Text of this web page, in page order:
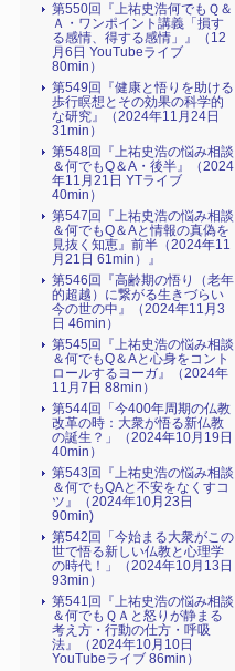
第550回『上祐史浩何でもＱ＆
Ａ・ワンポイント講義「損す
る感情、得する感情」』（12
月6日 YouTubeライブ
80min）
第549回『健康と悟りを助ける
歩行瞑想とその効果の科学的
な研究』（2024年11月24日
31min）
第548回『上祐史浩の悩み相談
＆何でもQ＆A・後半』（2024
年11月21日 YTライブ
40min）
第547回『上祐史浩の悩み相談
＆何でもQ＆Aと情報の真偽を
見抜く知恵』前半（2024年11
月21日 61min）』
第546回『高齢期の悟り（老年
的超越）に繋がる生きづらい
今の世の中』（2024年11月3
日 46min）
第545回『上祐史浩の悩み相談
＆何でもQ＆Aと心身をコント
ロールするヨーガ』（2024年
11月7日 88min）
第544回「今400年周期の仏教
改革の時：大衆が悟る新仏教
の誕生？」（2024年10月19日
40min）
第543回『上祐史浩の悩み相談
＆何でもQAと不安をなくすコ
ツ』（2024年10月23日
90min)
第542回「今始まる大衆がこの
世で悟る新しい仏教と心理学
の時代！」（2024年10月13日
93min）
第541回『上祐史浩の悩み相談
＆何でもＱＡと怒りが静まる
考え方・行動の仕方・呼吸
法』（2024年10月10日
YouTubeライブ 86min）